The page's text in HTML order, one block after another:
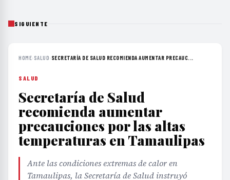
SIGUIENTE
HOME› SALUD› SECRETARÍA DE SALUD RECOMIENDA AUMENTAR PRECAUC...
SALUD
Secretaría de Salud
recomienda aumentar
precauciones por las altas
temperaturas en Tamaulipas
Ante las condiciones extremas de calor en
Tamaulipas, la Secretaría de Salud instruyó